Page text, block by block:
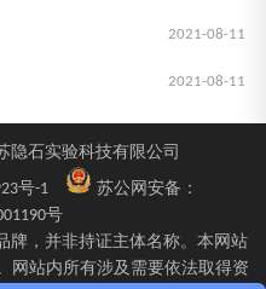
2021-08-11
2021-08-11
隐石实验科技有限公司
号-1
苏公网安备：
号
牌，并非持证主体名称。本网站
网站内所有涉及需要依法取得资